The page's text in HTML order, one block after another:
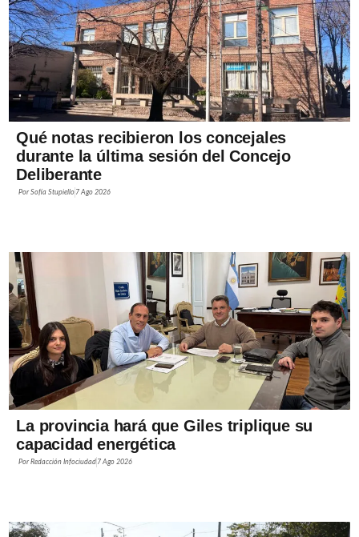
Qué notas recibieron los concejales
durante la última sesión del Concejo
Deliberante
PorSofía Stupiello 7 Ago 2026
La provincia hará que Giles triplique su
capacidad energética
PorRedacción Infociudad 7 Ago 2026